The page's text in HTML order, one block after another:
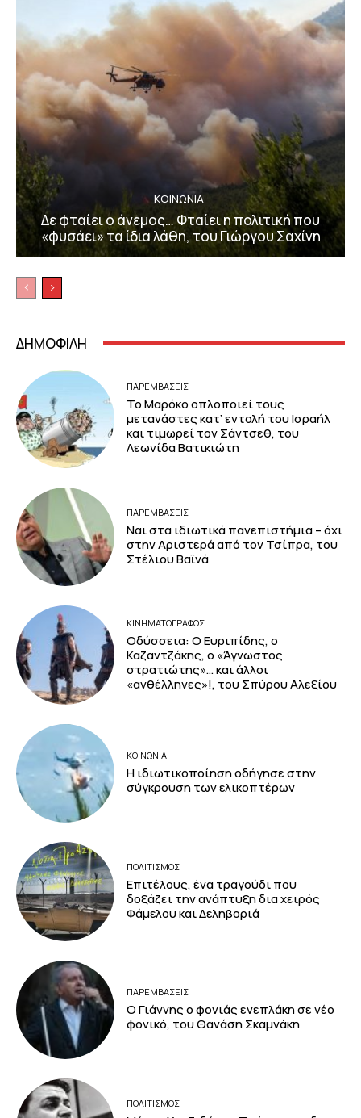
ΚΟΙΝΩΝΙΑ
Δε φταίει ο άνεμος… Φταίει η πολιτική που
«φυσάει» τα ίδια λάθη, του Γιώργου Σαχίνη
ΔΗΜΟΦΙΛΗ
ΠΑΡΕΜΒΑΣΕΙΣ
Το Μαρόκο οπλοποιεί τους
μετανάστες κατ’ εντολή του Ισραήλ
και τιμωρεί τον Σάντσεθ, του
Λεωνίδα Βατικιώτη
ΠΑΡΕΜΒΑΣΕΙΣ
Ναι στα ιδιωτικά πανεπιστήμια – όχι
στην Αριστερά από τον Τσίπρα, του
Στέλιου Βαϊνά
ΚΙΝΗΜΑΤΟΓΡΆΦΟΣ
Οδύσσεια: Ο Ευριπίδης, ο
Καζαντζάκης, ο «Άγνωστος
στρατιώτης»… και άλλοι
«ανθέλληνες»!, του Σπύρου Αλεξίου
ΚΟΙΝΩΝΙΑ
Η ιδιωτικοποίηση οδήγησε στην
σύγκρουση των ελικοπτέρων
ΠΟΛΙΤΙΣΜΟΣ
Επιτέλους, ένα τραγούδι που
δοξάζει την ανάπτυξη δια χειρός
Φάμελου και Δεληβοριά
ΠΑΡΕΜΒΑΣΕΙΣ
Ο Γιάννης ο φονιάς ενεπλάκη σε νέο
φονικό, του Θανάση Σκαμνάκη
ΠΟΛΙΤΙΣΜΟΣ